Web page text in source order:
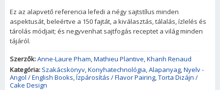
Ez az alapvető referencia lefedi a négy sajtstílus minden
aspektusát, beleértve a 150 fajtát, a kiválasztás, tálalás, ízlelés és
tárolás módjait; és negyvenhat sajtfogás receptet a világ minden
tájáról.
Szerzők:Anne-Laure Pham,Mathieu Plantive,Khanh Renaud
Kategória: Szakácskönyv,Konyhatechnológia,Alapanyag,Nyelv -
Angol / English Books,Ízpárosítás / Flavor Pairing,Torta Dizájn /
Cake Design